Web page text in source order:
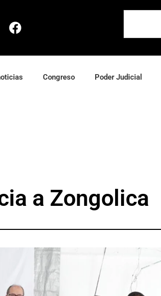
Congreso Poder Judicial
a Zongolica